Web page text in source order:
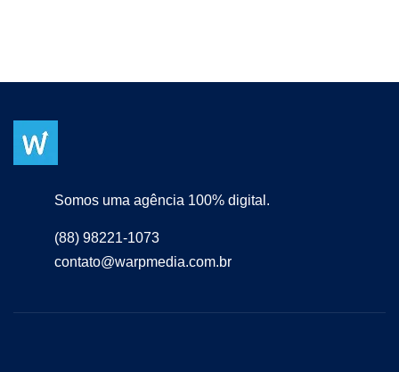
Somos uma agência 100% digital.
(88) 98221-1073
contato@warpmedia.com.br